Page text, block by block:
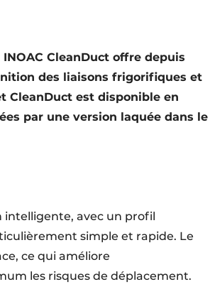
CleanDuct offre depuis
des liaisons frigorifiques et
CleanDuct est disponible en
par une version laquée dans le
intelligente, avec un profil
simple et rapide. Le
ce qui améliore
les risques de déplacement.